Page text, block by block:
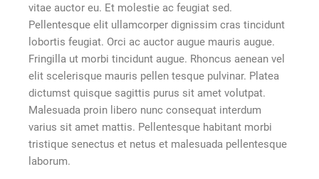
vitae auctor eu. Et molestie ac feugiat sed.
Pellentesque elit ullamcorper dignissim cras tincidunt
lobortis feugiat. Orci ac auctor augue mauris augue.
Fringilla ut morbi tincidunt augue. Rhoncus aenean vel
elit scelerisque mauris pellen tesque pulvinar. Platea
dictumst quisque sagittis purus sit amet volutpat.
Malesuada proin libero nunc consequat interdum
varius sit amet mattis. Pellentesque habitant morbi
tristique senectus et netus et malesuada pellentesque
laborum.